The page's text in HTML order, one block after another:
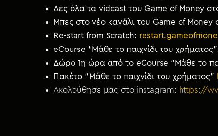
Δες όλα τα vidcast του Game of Money
Μπες στο νέο κανάλι του Game of Money
Re-start from Scratch:
eCourse “Μάθε το παιχνίδι του
Δώρο 1η ώρα από το eCourse “Μάθε το
Πακέτο “Μάθε το παιχνίδι του χρήματος”
Ακολούθησε μας στο instagram: https://